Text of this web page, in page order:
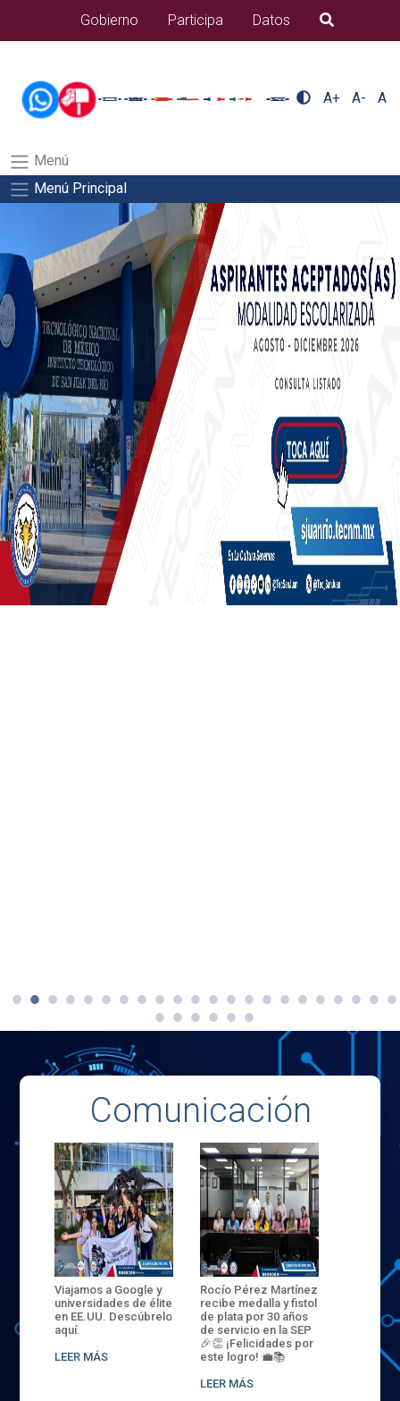
alumnos/titulacionSalida del comando:
Gobierno Participa Datos B�squeda
A+ A- A
Menú
Menú Principal
Comunicación
Viajamos a Google y
universidades de élite
en EE.UU. Descúbrelo
aquí.
LEER MÁS
Rocío Pérez Martínez
recibe medalla y fistol
de plata por 30 años
de servicio en la SEP
🎉👏 ¡Felicidades por
este logro! 💼📚
LEER MÁS
ENECB-
del
batalla.
32
sede